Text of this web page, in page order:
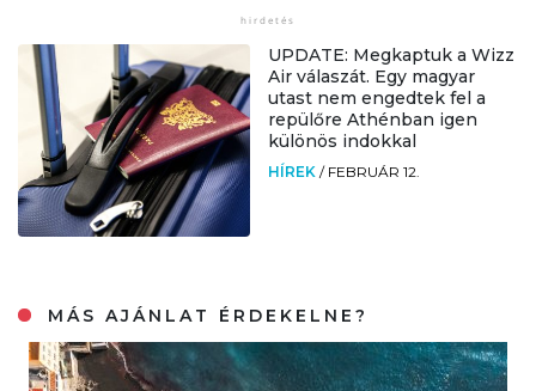
UPDATE: Megkaptuk a Wizz
Air válaszát. Egy magyar
utast nem engedtek fel a
repülőre Athénban igen
különös indokkal
HÍREK / FEBRUÁR 12.
MÁS AJÁNLAT ÉRDEKELNE?